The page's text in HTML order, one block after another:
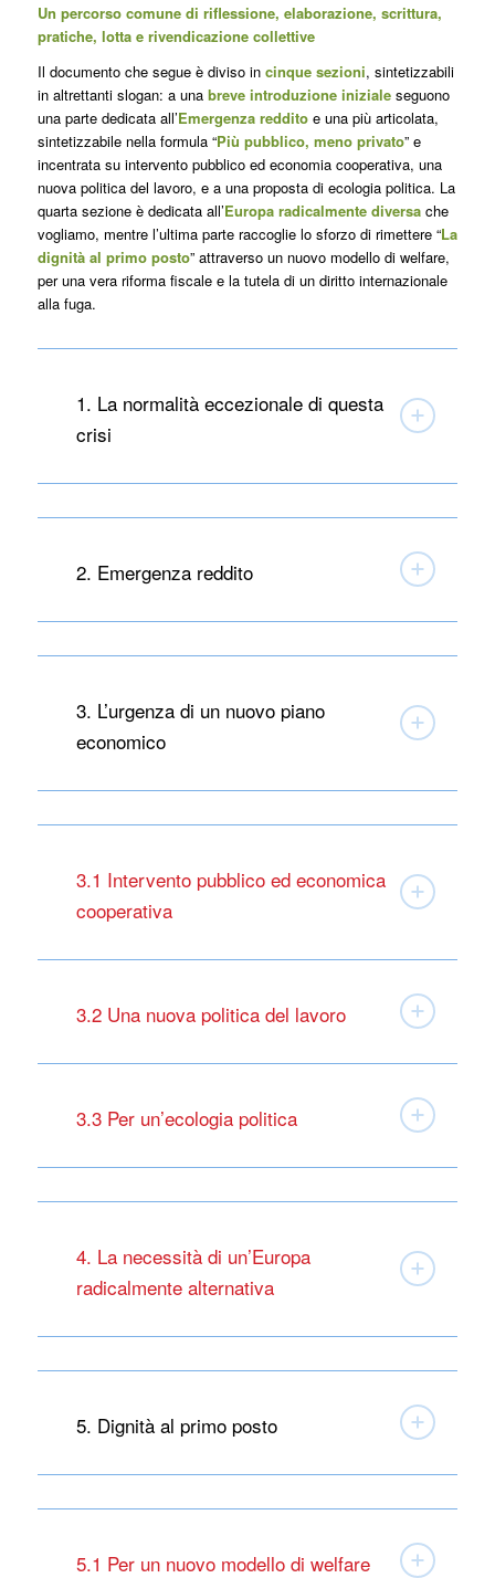
Un percorso comune di riflessione, elaborazione, scrittura,
pratiche, lotta e rivendicazione collettive
Il documento che segue è diviso incinque sezioni, sintetizzabili
in altrettanti slogan: a una breve introduzione inizialeseguono
una parte dedicata all’Emergenza redditoe una più articolata,
sintetizzabile nella formula “Più pubblico, meno privato” e
incentrata su intervento pubblico ed economia cooperativa, una
nuova politica del lavoro, e a una proposta di ecologia politica. La
quarta sezione è dedicata all’Europa radicalmente diversache
vogliamo, mentre l’ultima parte raccoglie lo sforzo di rimettere “La
dignità al primo posto” attraverso un nuovo modello di welfare,
peruna vera riforma fiscalee la tutela di un diritto internazionale
alla fuga.
1. La normalità eccezionale di questa
crisi
2. Emergenza reddito
3. L’urgenza di un nuovo piano
economico
3.1 Intervento pubblico ed economica
cooperativa
3.2 Una nuova politica del lavoro
3.3 Per un’ecologia politica
4. La necessità di un’Europa
radicalmente alternativa
5. Dignità al primo posto
5.1 Per un nuovo modello di welfare